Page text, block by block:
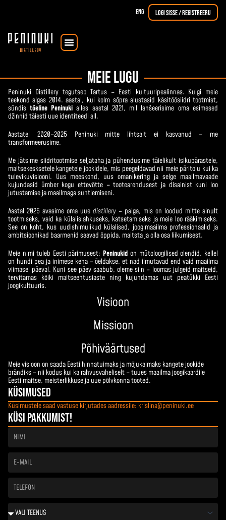
Logi sisse / registreeru
ENG
Meie lugu
Peninuki Distillery tegutseb Tartus – Eesti kultuuripealinnas. Kuigi meie
teekond algas 2014. aastal, kui kolm sõpra alustasid käsitöösiidri tootmist,
sündis tõeline Peninuki alles aastal 2021, mil lanšeerisime oma esimesed
džinnid täiesti uue identiteedi all.
Aastatel 2020–2025 Peninuki mitte lihtsalt ei kasvanud – me
transformeerusime.
Me jätsime siidritootmise seljataha ja pühendusime täielikult isikupärastele,
maitsekesksetele kangetele jookidele, mis peegeldavad nii meie päritolu kui ka
tulevikuvisiooni. Uus meeskond, uus omanikering ja selge maailmavaade
kujundasid ümber kogu ettevõtte – tootearendusest ja disainist kuni loo
jutustamise ja maailmaga suhtlemiseni.
Aastal 2025 avasime oma uue distillery – paiga, mis on loodud mitte ainult
tootmiseks, vaid ka külalislahkuseks, katsetamiseks ja meie loo rääkimiseks.
See on koht, kus uudishimulikud külalised, joogimaailma professionaalid ja
ambitsioonikad baarmenid saavad õppida, maitsta ja olla osa liikumisest.
Meie nimi tuleb Eesti pärimusest: Peninukid on mütoloogilised olendid, kellel
on hundi pea ja inimese keha – öeldakse, et nad ilmutavad end vaid maailma
viimasel päeval. Kuni see päev saabub, oleme siin – loomas julgeid maitseid,
tervitamas kõiki maitseentusiaste ning kujundamas uut peatükki Eesti
joogikultuuris.
Visioon
Missioon
Põhiväärtused
Meie visioon on saada Eesti hinnatuimaks ja mõjukaimaks kangete jookide
brändiks – nii kodus kui ka rahvusvaheliselt – tuues maailma joogikaardile
Eesti maitse, meisterlikkuse ja uue põlvkonna tooted.
KÜSIMUSED
Küsimustele saad vastuse kirjutades aadressile: krislina@peninuki.ee
Küsi pakkumist!
Nimi
E-
mail
Telefon
Vali
teenus